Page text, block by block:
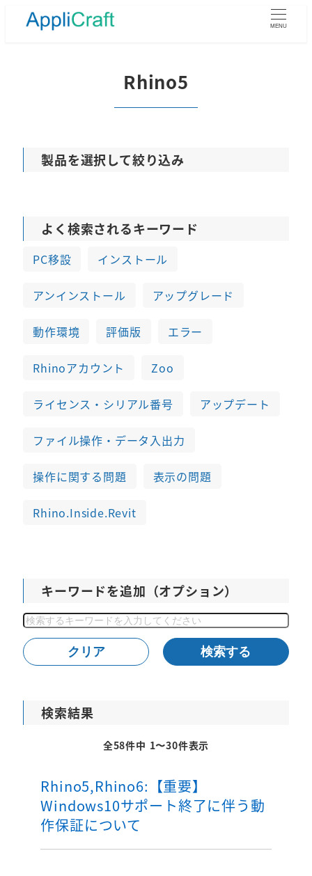
MENU
Rhino5
製品を選択して絞り込み
キーワードを追加（オプション）
検
索
よく検索されるキーワード
PC移設 インストール
アンインストール アップグレード
動作環境 評価版 エラー
Rhinoアカウント Zoo
ライセンス・シリアル番号 アップデート
ファイル操作・データ入出力
操作に関する問題 表示の問題
Rhino.Inside.Revit
クリア 検索する
検索結果
全58件中 1〜30件表示
Rhino5,Rhino6:【重要】
Windows10サポート終了に伴う動
作保証について